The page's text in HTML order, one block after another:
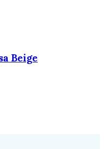
Beige